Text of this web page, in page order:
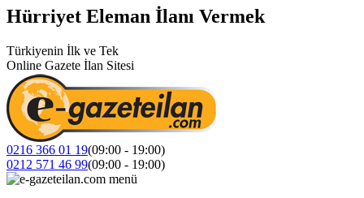
Hürriyet Eleman İlanı Vermek
Türkiyenin İlk ve Tek
Online Gazete İlan Sitesi
0216 366 01 19(09:00 - 19:00)
0212 571 46 99(09:00 - 19:00)